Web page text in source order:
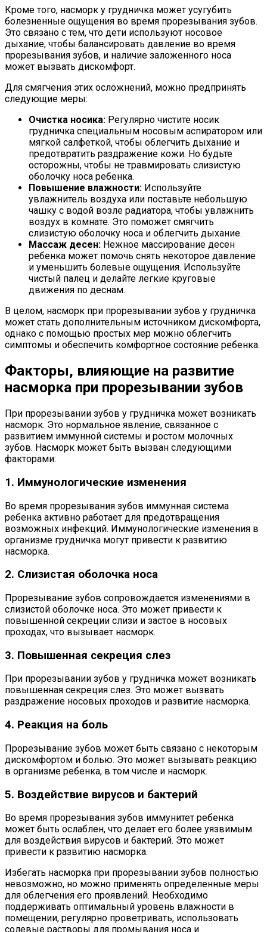
Кроме того, насморк у грудничка может усугубить
болезненные ощущения во время прорезывания зубов.
Это связано с тем, что дети используют носовое
дыхание, чтобы балансировать давление во время
прорезывания зубов, и наличие заложенного носа
может вызвать дискомфорт.
Для смягчения этих осложнений, можно предпринять
следующие меры:
Очистка носика: Регулярно чистите носик
грудничка специальным носовым аспиратором или
мягкой салфеткой, чтобы облегчить дыхание и
предотвратить раздражение кожи. Но будьте
осторожны, чтобы не травмировать слизистую
оболочку носа ребенка.
Повышение влажности: Используйте
увлажнитель воздуха или поставьте небольшую
чашку с водой возле радиатора, чтобы увлажнить
воздух в комнате. Это поможет смягчить
слизистую оболочку носа и облегчить дыхание.
Массаж десен: Нежное массирование десен
ребенка может помочь снять некоторое давление
и уменьшить болевые ощущения. Используйте
чистый палец и делайте легкие круговые
движения по деснам.
В целом, насморк при прорезывании зубов у грудничка
может стать дополнительным источником дискомфорта,
однако с помощью простых мер можно облегчить
симптомы и обеспечить комфортное состояние ребенка.
Факторы, влияющие на развитие
насморка при прорезывании зубов
При прорезывании зубов у грудничка может возникать
насморк. Это нормальное явление, связанное с
развитием иммунной системы и ростом молочных
зубов. Насморк может быть вызван следующими
факторами:
1. Иммунологические изменения
Во время прорезывания зубов иммунная система
ребенка активно работает для предотвращения
возможных инфекций. Иммунологические изменения в
организме грудничка могут привести к развитию
насморка.
2. Слизистая оболочка носа
Прорезывание зубов сопровождается изменениями в
слизистой оболочке носа. Это может привести к
повышенной секреции слизи и застое в носовых
проходах, что вызывает насморк.
3. Повышенная секреция слез
При прорезывании зубов у грудничка может возникать
повышенная секреция слез. Это может вызвать
раздражение носовых проходов и развитие насморка.
4. Реакция на боль
Прорезывание зубов может быть связано с некоторым
дискомфортом и болью. Это может вызывать реакцию
в организме ребенка, в том числе и насморк.
5. Воздействие вирусов и бактерий
Во время прорезывания зубов иммунитет ребенка
может быть ослаблен, что делает его более уязвимым
для воздействия вирусов и бактерий. Это может
привести к развитию насморка.
Избегать насморка при прорезывании зубов полностью
невозможно, но можно применять определенные меры
для облегчения его проявлений. Необходимо
поддерживать оптимальный уровень влажности в
помещении, регулярно проветривать, использовать
солевые растворы для промывания носа и